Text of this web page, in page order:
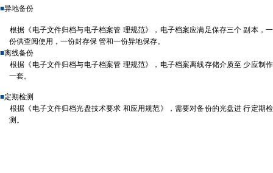
■异地备份
根据《电子文件归档与电子档案管 理规范》，电子档案应满足保存三个 副本，一
份供查阅使用，一份封存保 管和一份异地保存。
■离线备份
根据《电子文件归档与电子档案管 理规范》，电子档案离线存储介质至 少应制作
一套。
■定期检测
根据《电子文件归档光盘技术要求 和应用规范》，需要对备份的光盘进 行定期检
测。